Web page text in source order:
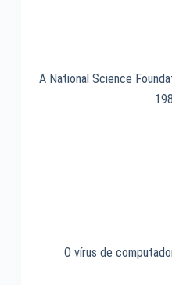
A National Science
O vírus de